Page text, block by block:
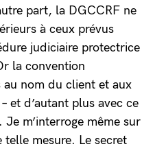
part, la DGCCRF ne
à ceux prévus
judiciaire protectrice
la convention
au nom du client et aux
et d’autant plus avec ce
Je m’interroge même sur
mesure. Le secret